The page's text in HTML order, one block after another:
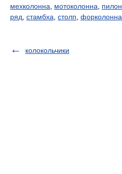
мехколонна
мотоколонна пилон
ряд стамбха столп форколонна
колокольчики